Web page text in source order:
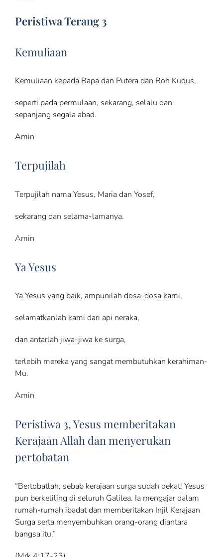
Peristiwa Terang 3
Kemuliaan
Kemuliaan kepada Bapa dan Putera dan Roh Kudus,
seperti pada permulaan, sekarang, selalu dan
sepanjang segala abad.
Amin
Terpujilah
Terpujilah nama Yesus, Maria dan Yosef,
sekarang dan selama-lamanya.
Amin
Ya Yesus
Ya Yesus yang baik, ampunilah dosa-dosa kami,
selamatkanlah kami dari api neraka,
dan antarlah jiwa-jiwa ke surga,
terlebih mereka yang sangat membutuhkan kerahiman-
Mu.
Amin
Peristiwa 3, Yesus memberitakan
Kerajaan Allah dan menyerukan
pertobatan
“Bertobatlah, sebab kerajaan surga sudah dekat! Yesus
pun berkeliling di seluruh Galilea. Ia mengajar dalam
rumah-rumah ibadat dan memberitakan Injil Kerajaan
Surga serta menyembuhkan orang-orang diantara
bangsa itu.”